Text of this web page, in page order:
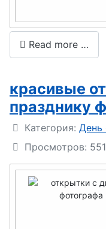
День
рождения
Рунета
клининга
День
космонавти
ки
День рок-н-
ролла
Read more …
красивые
празднику
Подробности
Категория: День
Просмотров: 551